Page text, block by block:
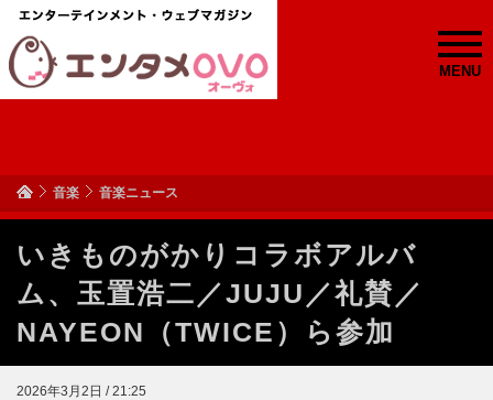
MENU
音楽 音楽ニュース
いきものがかりコラボアルバ
ム、玉置浩二／JUJU／礼賛／
NAYEON（TWICE）ら参加
2026年3月2日 / 21:25